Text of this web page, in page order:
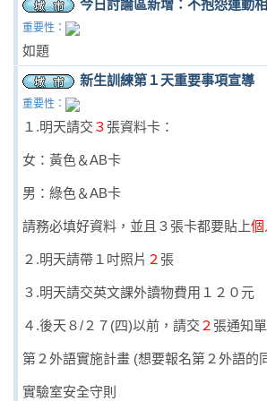
今日討論區新增：不抱怨運動
重要性：
如題
新生訓練第１天重要事項宣導
重要性：
１.明天請交 ３ 張資料卡：
女：黃色＆AB卡
男：綠色＆AB卡
請務必填好資料，並且３張卡都要貼上個
２.明天請帶１吋照片 ２ 張
３.明天請交英文課外讀物費用１２０元
４.後天８/２７(四)以前，請交 ２ 張通知單
第２外語實施計畫 (想要報名第２外語的
實驗室安全守則